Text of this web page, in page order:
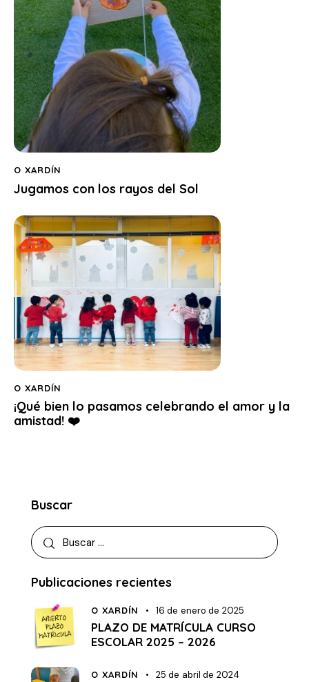
O XARDÍN
Jugamos con los rayos del Sol
O XARDÍN
¡Qué bien lo pasamos celebrando el amor y la
amistad! ❤️
Buscar
Publicaciones recientes
O XARDÍN 16 de enero de 2025
PLAZO DE MATRÍCULA CURSO
ESCOLAR 2025 – 2026
O XARDÍN 25 de abril de 2024